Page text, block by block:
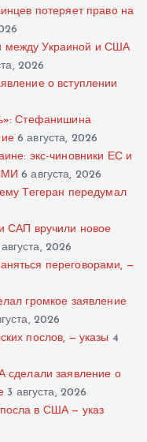
потеряет право на
между Украиной и США
2026
о вступлении
Стефанишина
6 августа, 2026
экс-чиновники ЕС и
6 августа, 2026
Тегеран передумал
САП вручили новое
2026
переговорами, —
громкое заявление
2026
послов, — указы 4
сделали заявление о
3 августа, 2026
в США — указ